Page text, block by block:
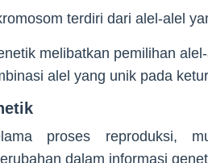
terdiri dari alel-alel
melibatkan pemilihan
alel yang unik pada
proses reproduksi,
dalam informasi